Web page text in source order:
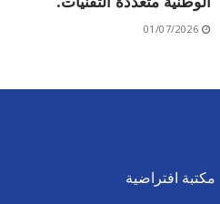
01/07/2026
مكتبة افتراضية